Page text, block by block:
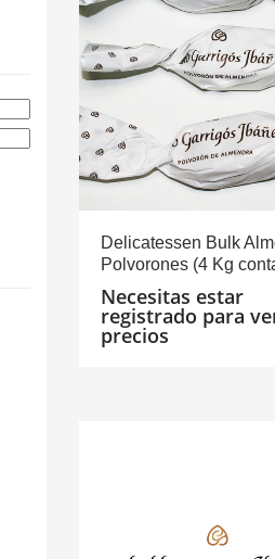
Delicatessen Bulk
Polvorones (4 Kg
Necesitas estar
registrado para
precios